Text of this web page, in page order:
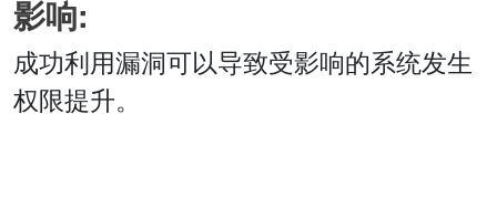
影响:
成功利用漏洞可以导致受影响的系统发生
权限提升。